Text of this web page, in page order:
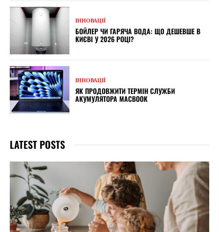
ІННОВАЦІЇ
БОЙЛЕР ЧИ ГАРЯЧА ВОДА: ЩО ДЕШЕВШЕ В
КИЄВІ У 2026 РОЦІ?
ІННОВАЦІЇ
ЯК ПРОДОВЖИТИ ТЕРМІН СЛУЖБИ
АКУМУЛЯТОРА MACBOOK
LATEST POSTS